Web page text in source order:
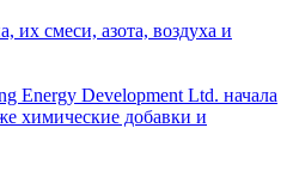
их смеси, азота, воздуха и
Energy Development Ltd. начала
химические добавки и